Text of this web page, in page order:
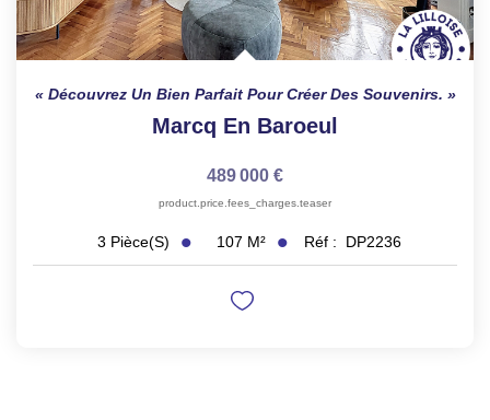
Découvrez Un Bien Parfait Pour Créer Des Souvenirs.
Marcq En Baroeul
489 000 €
product.price.fees_charges.teaser
3 Pièce(s) 107 M² Réf : DP2236